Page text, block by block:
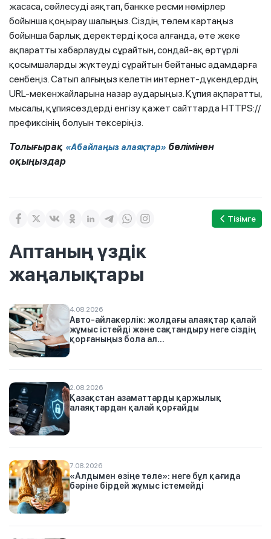
жасаса, сөйлесуді аяқтап, банкке ресми нөмірлер
бойынша қоңырау шалыңыз. Сіздің төлем картаңыз
бойынша барлық деректерді қоса алғанда, өте жеке
ақпаратты хабарлауды сұрайтын, сондай-ақ әртүрлі
қосымшаларды жүктеуді сұрайтын бейтаныс адамдарға
сенбеңіз. Сатып алғыңыз келетін интернет-дүкендердің
URL-мекенжайларына назар аударыңыз. Құпия ақпаратты,
мысалы, құпиясөздерді енгізу қажет сайттарда HTTPS://
префиксінің болуын тексеріңіз.
Толығырақ «Абайлаңыз алаяқтар» бөлімінен
оқыңыздар
Тізімге
Аптаның үздік
жаңалықтары
4.08.2026
Авто-айлакерлік: жолдағы алаяқтар қалай
жұмыс істейді және сақтандыру неге сіздің
қорғаныңыз бола ал...
2.08.2026
Қазақстан азаматтарды қаржылық
алаяқтардан қалай қорғайды
7.08.2026
«Алдымен өзіңе төле»: неге бұл қағида
бәріне бірдей жұмыс істемейді